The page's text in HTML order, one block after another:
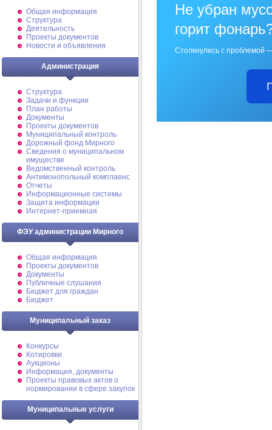
Общая информация
Структура
Деятельность
Проекты документов
Новости и объявления
Администрация
Структура
Задачи и функции
План работы
Документы
Проекты документов
Муниципальный контроль
Дорожный фонд Мирного
Cведения о муниципальном
имуществе
Ведомственный контроль
Антимонопольный комплаенс
Отчеты
Информационные системы
Защита информации
Интернет-приемная
ФЭУ администрации Мирного
Общая информация
Проекты документов
Документы
Публичные слушания
Бюджет для граждан
Бюджет
Муниципальный заказ
Конкурсы
Котировки
Аукционы
Информация, документы
Проекты правовых актов о
нормировании в сфере закупок
Муниципальные услуги
Не убран
горит
Столкнулись с проблемой